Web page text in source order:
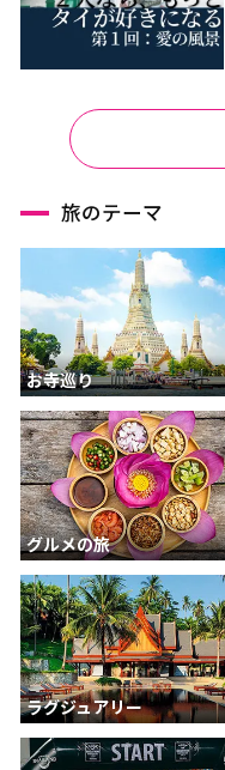
旅のテーマ
お寺巡り
グルメの旅
ラグジュアリー